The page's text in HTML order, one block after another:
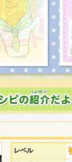
レベル